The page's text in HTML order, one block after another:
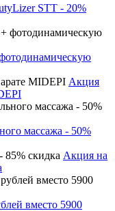
STT - 20%
Акция
массажа - 50%
Акция на
вместо 5900